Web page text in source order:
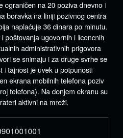
ograničen na 20 poziva dnevno i
boravka na liniji pozivnog centra
naplaćuje 36 dinara po minutu.
poštovanja ugovornih i licencnih
administrativnih prigovora
se snimaju i za druge svrhe se
i tajnost je uvek u potpunosti
ekrana mobilnih telefona poziv
telefona). Na donjem ekranu su
aktivni na mreži.